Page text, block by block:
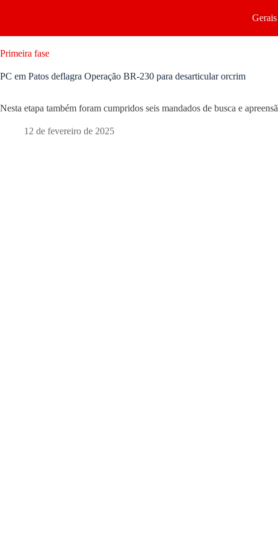
Gerais
Primeira fase
PC em Patos deflagra Operação BR-230 para desarticular orcrim
Nesta etapa também foram cumpridos seis mandados de busca e
12 de fevereiro de 2025